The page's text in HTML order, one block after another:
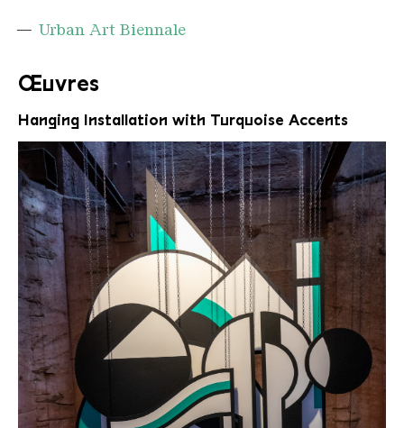
Urban Art Biennale
Œuvres
Hanging Installation with Turquoise Accents